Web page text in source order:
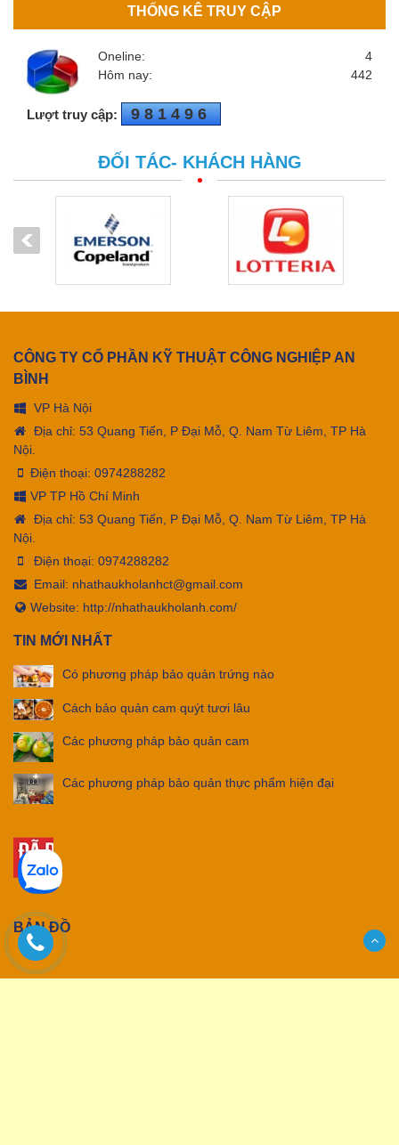
THỐNG KÊ TRUY CẬP
Oneline:
4
Hôm nay:
442
Lượt truy cập: 981496
ĐỐI TÁC- KHÁCH HÀNG
CÔNG TY CỔ PHẦN KỸ THUẬT CÔNG NGHIỆP AN
BÌNH
VP Hà Nội
Địa chỉ: 53 Quang Tiến, P Đại Mỗ, Q. Nam Từ Liêm, TP Hà
Nội.
Điện thoại: 0974288282
VP TP Hồ Chí Minh
Địa chỉ: 53 Quang Tiến, P Đại Mỗ, Q. Nam Từ Liêm, TP Hà
Nội.
Điện thoại: 0974288282
Email: nhathaukholanhct@gmail.com
Website: http://nhathaukholanh.com/
TIN MỚI NHẤT
Có phương pháp bảo quản trứng nào
Cách bảo quản cam quýt tươi lâu
Các phương pháp bảo quản cam
Các phương pháp bảo quản thực phẩm hiện đại
BẢN ĐỒ